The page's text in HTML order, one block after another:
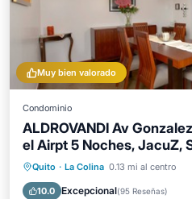
Muy bien valorado
Condominio
ALDROVANDI Av
el Airpt 5 Noches, JacuZ,
Gimnasio
Quito · La Colina 0.13 mi al centro
10.0 Excepcional(95 Reseñas)
Bañera de hidromasaje
Piscina
Spa